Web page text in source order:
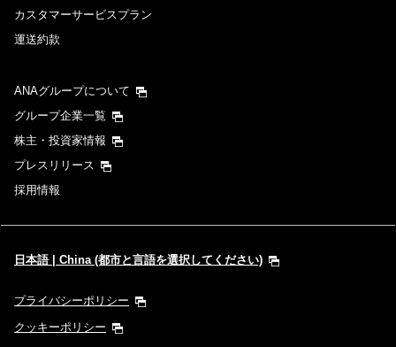
カスタマーサービスプラン
運送約款
ANAグループについて
グループ企業一覧
株主・投資家情報
プレスリリース
採用情報
日本語 | China (都市と言語を選択してください)
プライバシーポリシー
クッキーポリシー